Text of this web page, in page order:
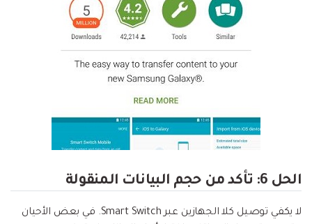
الحل 6: تأكد من حجم البيانات المنقولة
لا يكفي توصيل كلا الجهازين عبر Smart Switch. في بعض الأحيان